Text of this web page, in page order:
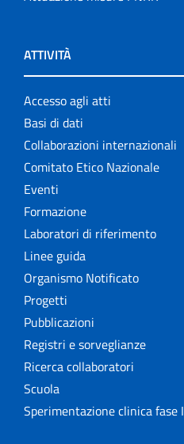
ATTIVITÀ
Accesso agli atti
Basi di dati
Collaborazioni internazionali
Comitato Etico Nazionale
Eventi
Formazione
Laboratori di riferimento
Linee guida
Organismo Notificato
Progetti
Pubblicazioni
Registri e sorveglianze
Ricerca collaboratori
Scuola
Sperimentazione clinica fase I